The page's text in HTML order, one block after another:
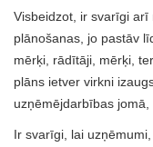
Visbeidzot, ir svarīgi
plānošanas, jo pastāv
mērķi, rādītāji, mērķi,
plāns ietver virkni
uzņēmējdarbības
Ir svarīgi, lai